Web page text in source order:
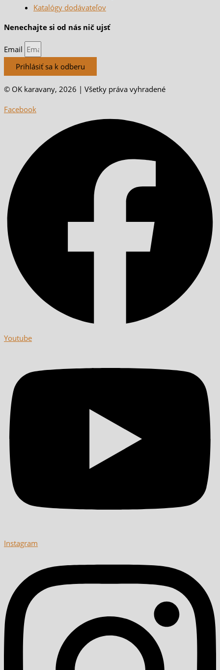
Katalógy dodávateľov
Nenechajte si od nás nič ujsť
Email
Prihlásiť sa k odberu
© OK karavany, 2026 | Všetky práva vyhradené
Facebook
Youtube
Instagram